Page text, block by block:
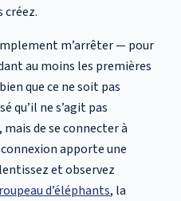
créez.
m’arrêter — pour
au moins les premières
que ce ne soit pas
qu’il ne s’agit pas
de se connecter à
apporte une
et observez
d’éléphants, la